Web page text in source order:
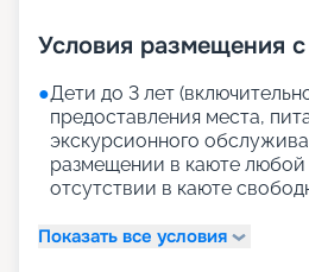
Условия размещения
●Дети до 3 лет
предоставления места,
экскурсионного
размещении в каюте любой
отсутствии в каюте
Показать все условия